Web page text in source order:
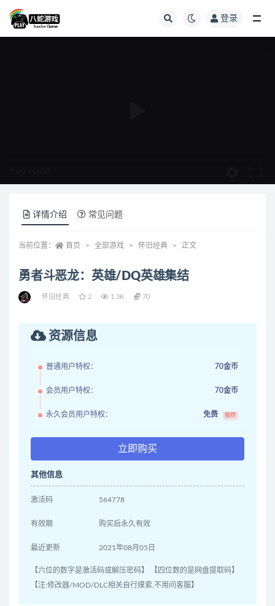
登录
详情介绍 常见问题
当前位置： 首页 全部游戏 怀旧经典 正文
勇者斗恶龙：英雄/DQ英雄集结
怀旧经典 2 1.3K 70
资源信息
普通用户特权： 70金币
会员用户特权： 70金币
永久会员用户特权： 免费 推荐
立即购买
其他信息
激活码 564778
有效期 购买后永久有效
最近更新 2021年08月05日
【六位的数字是激活码或解压密码】 【四位数的是网盘提取码】
【注:修改器/MOD/DLC相关自行摸索,不用问客服】